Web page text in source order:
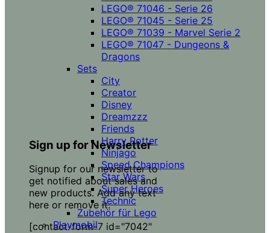
Sign up for Newsletter
Signup for our newsletter to
get notified about sales and
new products. Add any text
here or remove it.
[contact-form-7 id="7042"
LEGO® 71046 - Serie 26
LEGO® 71045 - Serie 25
LEGO® 71039 - Marvel Serie 2
LEGO® 71047 - Dungeons &
Dragons
Sets
City
Creator
Disney
Dreamzzz
Friends
Harry Potter
Ninjago
Speed Champions
Star Wars
Super Heroes
Technic
Zubehör für Lego
Playmobil